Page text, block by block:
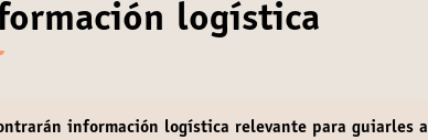
logística
información logística relevante para guiarles a